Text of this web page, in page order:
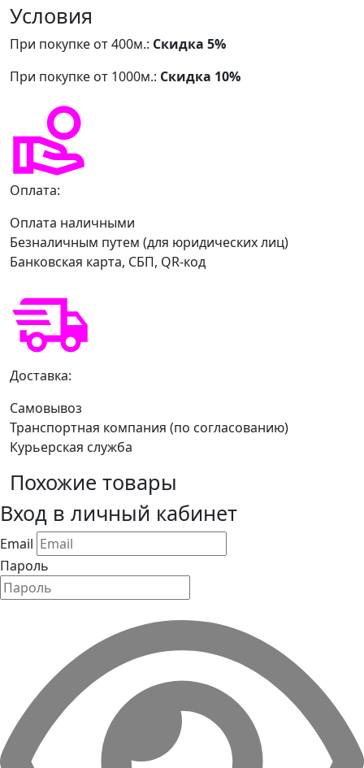
Условия
При покупке от 400м.: Скидка 5%
При покупке от 1000м.: Скидка 10%
Оплата:
Оплата наличными
Безналичным путем (для юридических лиц)
Банковская карта, СБП, QR-код
Доставка:
Самовывоз
Транспортная компания (по согласованию)
Курьерская служба
Похожие товары
Вход в личный кабинет
Email
Пароль